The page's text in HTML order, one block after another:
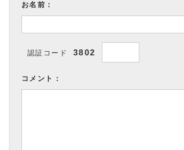
お名前：
認証コード 3802
コメント：